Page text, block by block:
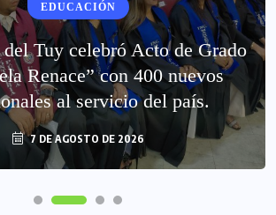
EDUCACIÓN
Tuy celebró Acto de Grado
Renace” con 400 nuevos
al servicio del país.
7 DE AGOSTO DE 2026